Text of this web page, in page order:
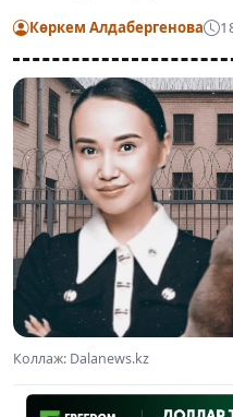
Көркем Алдабергенова
Коллаж: Dalanews.kz